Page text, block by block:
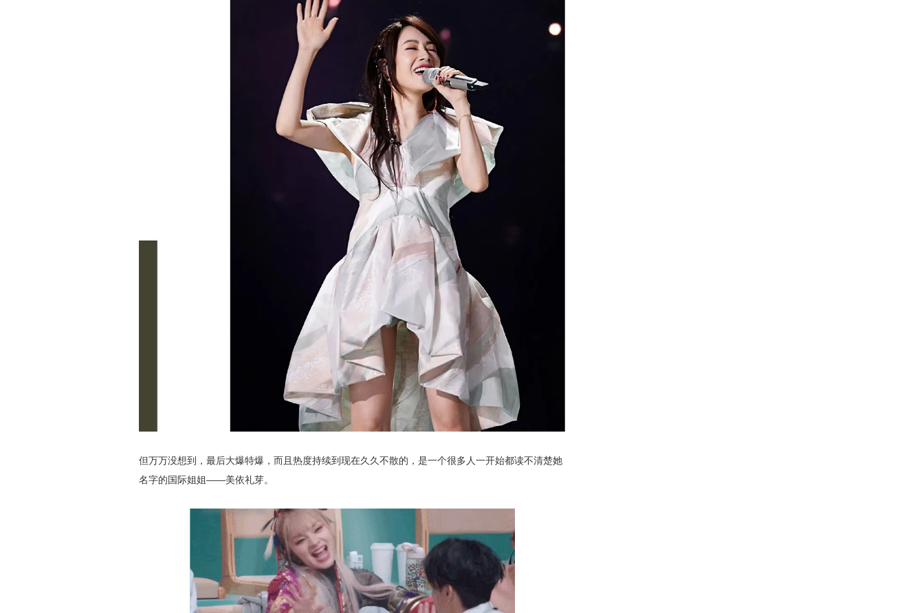
但万万没想到，最后大爆特爆，而且热度持续到现在久久不散的，是一个很多人一开始都读不清楚她
名字的国际姐姐——美依礼芽。